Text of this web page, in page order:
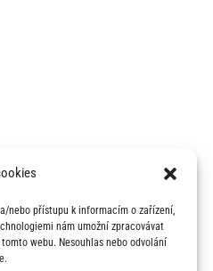
nebo přístupu k informacím o zařízení,
nám umožní zpracovávat
webu. Nesouhlas nebo odvolání